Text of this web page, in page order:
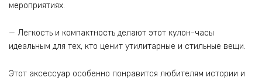
мероприятиях.
— Легкость и компактность делают этот кулон-часы
идеальным для тех, кто ценит утилитарные и стильные вещи.
Этот аксессуар особенно понравится любителям истории и